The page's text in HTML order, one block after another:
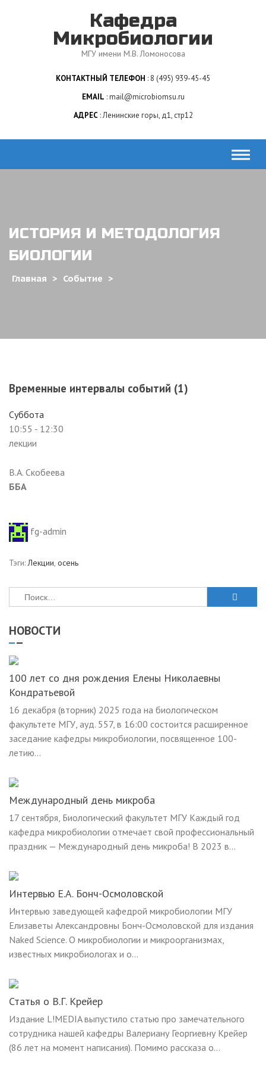
Кафедра
Микробиологии
МГУ имени М.В. Ломоносова
КОНТАКТНЫЙ ТЕЛЕФОН 8 (495) 939-45-45
EMAIL mail@microbiomsu.ru
АДРЕС Ленинские горы, д1, стр12
ИСТОРИЯ И МЕТОДОЛОГИЯ
БИОЛОГИИ
Главная > Событие >
Временные интервалы событий (1)
Суббота
10:55 - 12:30
лекции
В.А. Скобеева
ББА
fg-admin
Тэги:Лекции, осень
Найти:
НОВОСТИ
100 лет со дня рождения Елены Николаевны
Кондратьевой
16 декабря (вторник) 2025 года на биологическом
факультете МГУ, ауд. 557, в 16:00 состоится расширенное
заседание кафедры микробиологии, посвященное 100-
летию...
Международный день микроба
17 сентября, Биологический факультет МГУ Каждый год
кафедра микробиологии отмечает свой профессиональный
праздник — Международный день микроба! В 2023 в...
Интервью Е.А. Бонч-Осмоловской
Интервью заведующей кафедрой микробиологии МГУ
Елизаветы Александровны Бонч-Осмоловской для издания
Naked Science. О микробиологии и микроорганизмах,
известных микробиологах и о...
Статья о В.Г. Крейер
Издание L!MEDIA выпустило статью про замечательного
сотрудника нашей кафедры Валериану Георгиевну Крейер
(86 лет на момент написания). Помимо рассказа о...